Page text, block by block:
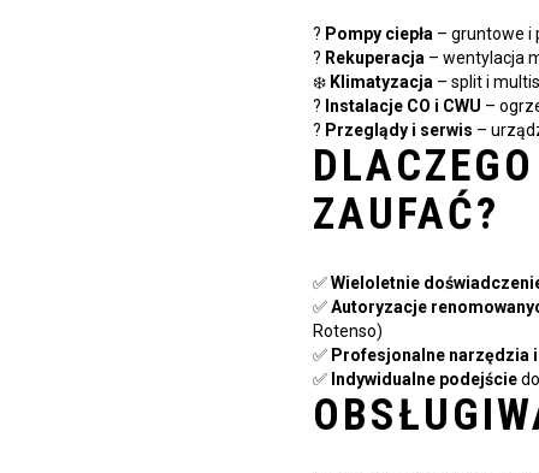
? Pompy ciepła – gruntowe i
? Rekuperacja – wentylacja
❄️ Klimatyzacja – split i
? Instalacje CO i CWU –
?️ Przeglądy i serwis –
ZAUFAĆ?
✅Wieloletnie
✅Autoryzacje
Rotenso)
✅ Profesjonalne narzędzia
✅ Indywidualne podejście